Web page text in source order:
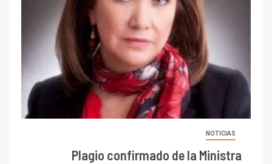
NOTICIAS
Plagio confirmado de la Ministra